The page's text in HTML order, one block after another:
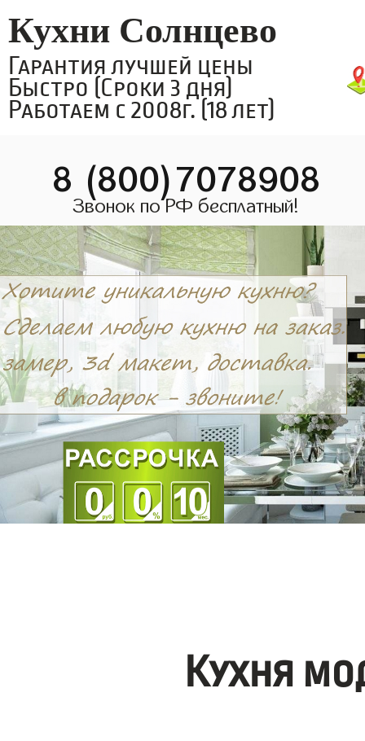
Кухни Солнцево
Гарантия лучшей цены
Быстро (Сроки 3 дня)
Работаем с 2008г. (18 лет)
8 (800)7078908
Звонок по РФ бесплатный!
Кухня